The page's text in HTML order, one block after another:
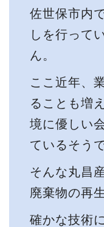
佐世保市内
しを行って
ん。
ここ近年、
ることも増
境に優しい
ているそうで
そんな丸昌
廃棄物の再
確かな技術